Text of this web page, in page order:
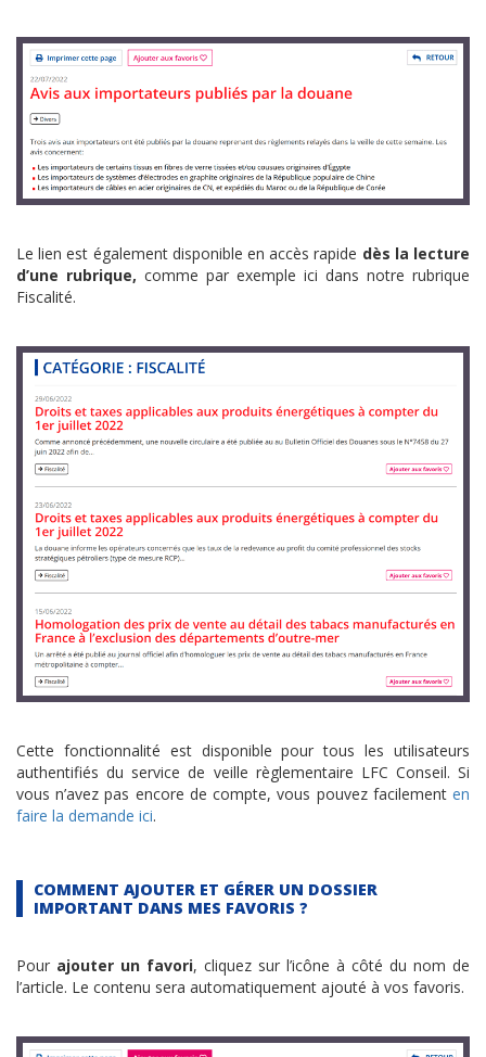
Le lien est également disponible en accès rapide dès la lecture
d’une rubrique, comme par exemple ici dans notre rubrique
Fiscalité.
Cette fonctionnalité est disponible pour tous les utilisateurs
authentifiés du service de veille règlementaire LFC Conseil. Si
vous n’avez pas encore de compte, vous pouvez facilement en
faire la demande ici.
COMMENT AJOUTER ET GÉRER UN DOSSIER
IMPORTANT DANS MES FAVORIS ?
Pour ajouter un favori, cliquez sur l’icône à côté du nom de
l’article. Le contenu sera automatiquement ajouté à vos favoris.